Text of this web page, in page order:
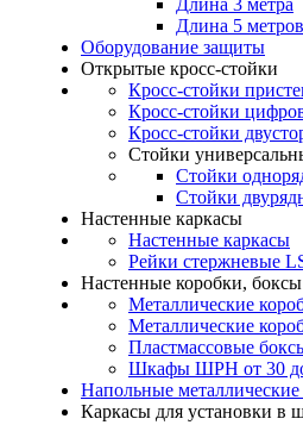
Длина 3 метра
Длина 5 метров
Оборудование защиты
Открытые кросс-стойки
Кросс-стойки
Кросс-стойки
Кросс-стойки
Стойки
Стойки
Стойки
Настенные каркасы
Настенные каркасы
Рейки стержневые
Настенные коробки,
Металлические
Металлические
Пластмассовые
Шкафы ШРН от 30
Напольные
Каркасы для установки в